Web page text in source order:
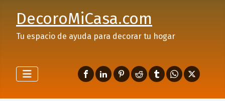
DecoroMiCasa.com
Tu espacio de ayuda para decorar tu hogar